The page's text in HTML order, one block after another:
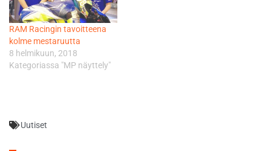
RAM Racingin tavoitteena
kolme mestaruutta
8 helmikuun, 2018
Kategoriassa "MP näyttely"
Uutiset